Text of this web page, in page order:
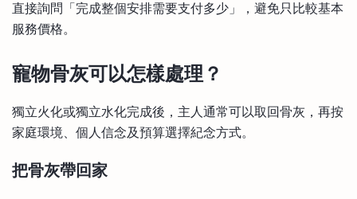
直接詢問「完成整個安排需要支付多少」，避免只比較基本
服務價格。
寵物骨灰可以怎樣處理？
獨立火化或獨立水化完成後，主人通常可以取回骨灰，再按
家庭環境、個人信念及預算選擇紀念方式。
把骨灰帶回家